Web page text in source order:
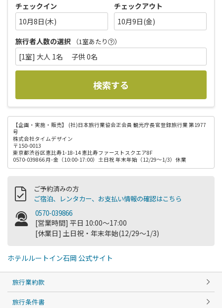
チェックイン
10月8日(木)
チェックアウト
10月9日(金)
旅行者人数の選択
（1室あたり ）
[1室] 大人 1名 子供 0名
検索する
【企画・実施・販売】
(社)日本旅行業協会正会員 観光庁長官登録旅行業 第1977
号
株式会社タイムデザイン
〒150-0013
東京都渋谷区恵比寿1-18-14 恵比寿ファーストスクエア8F
0570-039866 月-金（10:00-17:00）土日祝 年末年始（12/29～1/3）休業
ご予約済みの方
ご宿泊、レンタカー、お支払い情報の確認はこちら
0570-039866
[営業時間] 平日 10:00～17:00
[休業日] 土日祝・年末年始(12/29～1/3)
ホテルルートイン石岡 公式サイト
旅行業約款
旅行条件書